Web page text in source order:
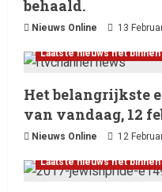
behaald.
Nieuws Online 13
Laatste nieuws net binnen
Het belangrijkste
van vandaag, 12
Nieuws Online 12
Laatste nieuws net binnen